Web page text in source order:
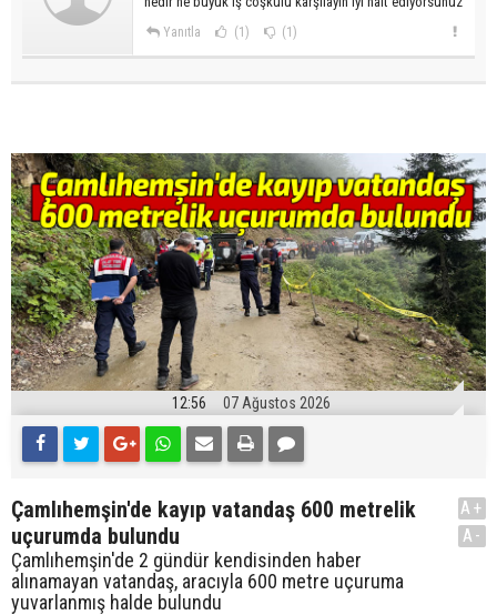
Yanıtla (1) (1)
12:56 07 Ağustos 2026
Çamlıhemşin'de kayıp vatandaş 600 metrelik
uçurumda bulundu
Çamlıhemşin'de 2 gündür kendisinden haber
alınamayan vatandaş, aracıyla 600 metre uçuruma
yuvarlanmış halde bulundu
A+
A-